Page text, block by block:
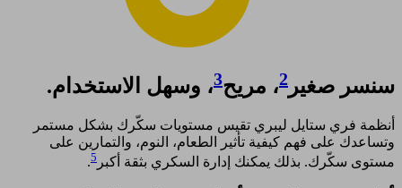
سنسر صغير 2، مريح3، وسهل الاستخدام.
أنظمة فري ستايل ليبري تقيس مستويات سكّرك بشكل مستمر
وتساعدك على فهم كيفية تأثير الطعام، النوم، والتمارين على
مستوى سكّرك. بذلك يمكنك إدارة السكري بثقة أكبر 5
. ​